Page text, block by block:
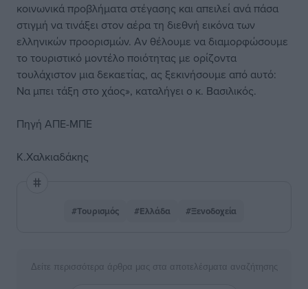
κοινωνικά προβλήματα στέγασης και απειλεί ανά πάσα
στιγμή να τινάξει στον αέρα τη διεθνή εικόνα των
ελληνικών προορισμών. Αν θέλουμε να διαμορφώσουμε
το τουριστικό μοντέλο ποιότητας με ορίζοντα
τουλάχιστον μια δεκαετίας, ας ξεκινήσουμε από αυτό:
Να μπει τάξη στο χάος», καταλήγει ο κ. Βασιλικός.
Πηγή ΑΠΕ-ΜΠΕ
Κ.Χαλκιαδάκης
#Τουρισμός #Ελλάδα #Ξενοδοχεία
Δείτε περισσότερα άρθρα μας στα αποτελέσματα αναζήτησης